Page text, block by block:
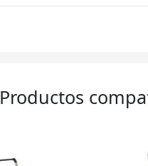
Productos